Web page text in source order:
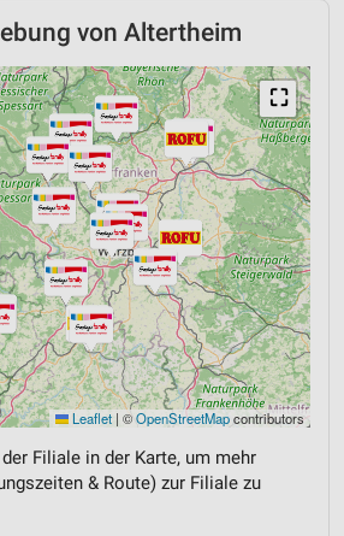
von Altertheim
⛶
Leaflet | ©OpenStreetMapcontributors
Filiale in der Karte, um mehr
& Route) zur Filiale zu